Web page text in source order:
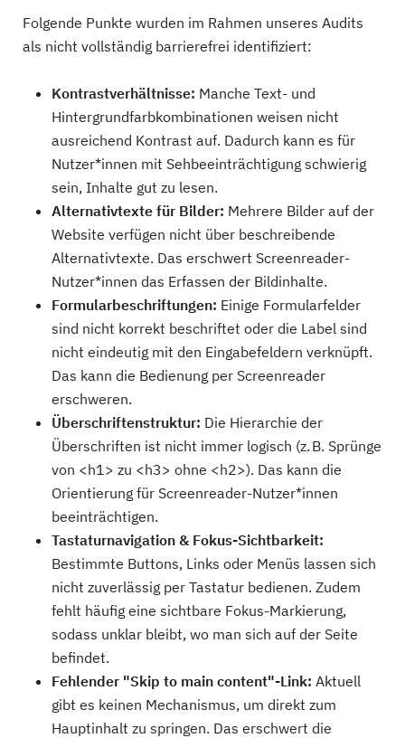
Folgende Punkte wurden im Rahmen unseres Audits
als nicht vollständig barrierefrei identifiziert:
Kontrastverhältnisse: Manche Text- und
Hintergrundfarbkombinationen weisen nicht
ausreichend Kontrast auf. Dadurch kann es für
Nutzer*innen mit Sehbeeinträchtigung schwierig
sein, Inhalte gut zu lesen.
Alternativtexte für Bilder: Mehrere Bilder auf der
Website verfügen nicht über beschreibende
Alternativtexte. Das erschwert Screenreader-
Nutzer*innen das Erfassen der Bildinhalte.
Formularbeschriftungen: Einige Formularfelder
sind nicht korrekt beschriftet oder die Label sind
nicht eindeutig mit den Eingabefeldern verknüpft.
Das kann die Bedienung per Screenreader
erschweren.
Überschriftenstruktur: Die Hierarchie der
Überschriften ist nicht immer logisch (z. B. Sprünge
von <h1> zu <h3> ohne <h2>). Das kann die
Orientierung für Screenreader-Nutzer*innen
beeinträchtigen.
Tastaturnavigation & Fokus-Sichtbarkeit:
Bestimmte Buttons, Links oder Menüs lassen sich
nicht zuverlässig per Tastatur bedienen. Zudem
fehlt häufig eine sichtbare Fokus-Markierung,
sodass unklar bleibt, wo man sich auf der Seite
befindet.
Fehlender "Skip to main content"-Link: Aktuell
gibt es keinen Mechanismus, um direkt zum
Hauptinhalt zu springen. Das erschwert die